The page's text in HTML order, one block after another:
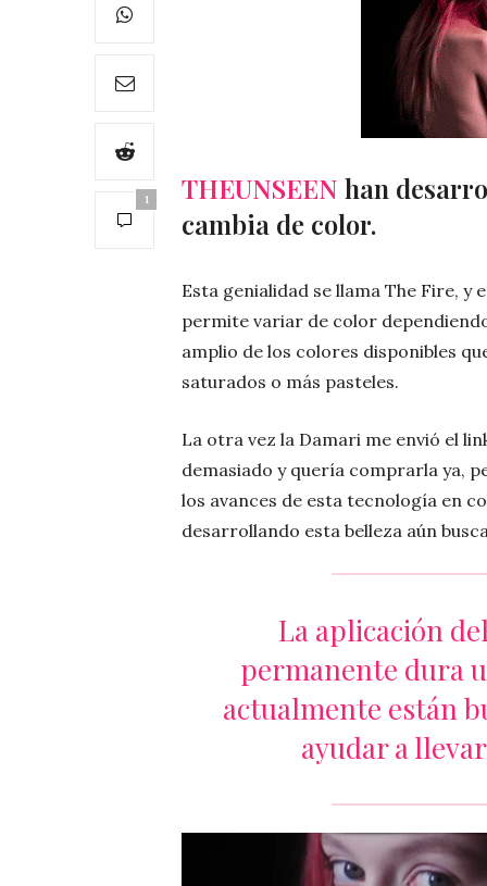
1 THEUNSEEN han
cambia de color.
Esta genialidad se llama The Fire,
permite variar de color
amplio de los colores disponibles
saturados o más pasteles.
La otra vez la Damari me envió el
demasiado y quería comprarla ya,
los avances de esta tecnología en
desarrollando esta belleza aún
La aplicación
permanente dura
actualmente están
ayudar a